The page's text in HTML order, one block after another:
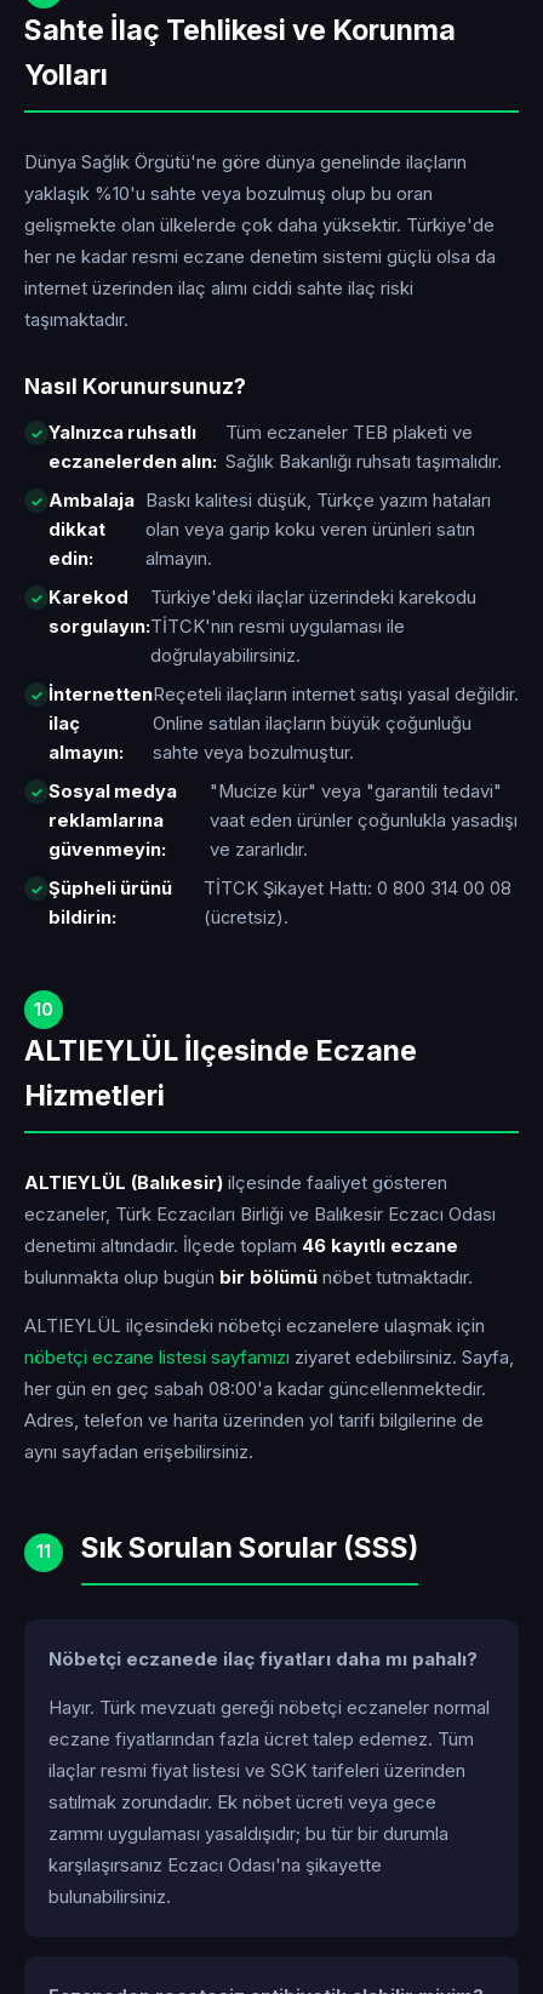
Sahte İlaç Tehlikesi ve Korunma
Yolları
Dünya Sağlık Örgütü'ne göre dünya genelinde ilaçların
yaklaşık %10'u sahte veya bozulmuş olup bu oran
gelişmekte olan ülkelerde çok daha yüksektir. Türkiye'de
her ne kadar resmi eczane denetim sistemi güçlü olsa da
internet üzerinden ilaç alımı ciddi sahte ilaç riski
taşımaktadır.
Nasıl Korunursunuz?
Yalnızca ruhsatlı
eczanelerden alın:
Tüm eczaneler TEB plaketi ve
Sağlık Bakanlığı ruhsatı taşımalıdır.
Ambalaja
dikkat
edin:
Baskı kalitesi düşük, Türkçe yazım hataları
olan veya garip koku veren ürünleri satın
almayın.
Karekod
sorgulayın:
Türkiye'deki ilaçlar üzerindeki karekodu
TİTCK'nın resmi uygulaması ile
doğrulayabilirsiniz.
İnternetten
ilaç
almayın:
Reçeteli ilaçların internet satışı yasal değildir.
Online satılan ilaçların büyük çoğunluğu
sahte veya bozulmuştur.
Sosyal medya
reklamlarına
güvenmeyin:
"Mucize kür" veya "garantili tedavi"
vaat eden ürünler çoğunlukla yasadışı
ve zararlıdır.
Şüpheli ürünü
bildirin:
TİTCK Şikayet Hattı: 0 800 314 00 08
(ücretsiz).
10
ALTIEYLÜL İlçesinde Eczane
Hizmetleri
ALTIEYLÜL (Balıkesir) ilçesinde faaliyet gösteren
eczaneler, Türk Eczacıları Birliği ve Balıkesir Eczacı Odası
denetimi altındadır. İlçede toplam 46 kayıtlı eczane
bulunmakta olup bugün bir bölümü nöbet tutmaktadır.
ALTIEYLÜL ilçesindeki nöbetçi eczanelere ulaşmak için
nöbetçi eczane listesi sayfamızı ziyaret edebilirsiniz. Sayfa,
her gün en geç sabah 08:00'a kadar güncellenmektedir.
Adres, telefon ve harita üzerinden yol tarifi bilgilerine de
aynı sayfadan erişebilirsiniz.
11 Sık Sorulan Sorular (SSS)
Nöbetçi eczanede ilaç fiyatları daha mı pahalı?
Hayır. Türk mevzuatı gereği nöbetçi eczaneler normal
eczane fiyatlarından fazla ücret talep edemez. Tüm
ilaçlar resmi fiyat listesi ve SGK tarifeleri üzerinden
satılmak zorundadır. Ek nöbet ücreti veya gece
zammı uygulaması yasaldışıdır; bu tür bir durumla
karşılaşırsanız Eczacı Odası'na şikayette
bulunabilirsiniz.